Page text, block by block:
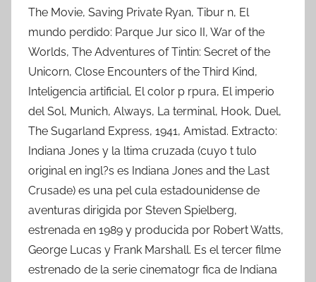
The Movie, Saving Private Ryan, Tibur n, El
mundo perdido: Parque Jur sico II, War of the
Worlds, The Adventures of Tintin: Secret of the
Unicorn, Close Encounters of the Third Kind,
Inteligencia artificial, El color p rpura, El imperio
del Sol, Munich, Always, La terminal, Hook, Duel,
The Sugarland Express, 1941, Amistad. Extracto:
Indiana Jones y la ltima cruzada (cuyo t tulo
original en ingl?s es Indiana Jones and the Last
Crusade) es una pel cula estadounidense de
aventuras dirigida por Steven Spielberg,
estrenada en 1989 y producida por Robert Watts,
George Lucas y Frank Marshall. Es el tercer filme
estrenado de la serie cinematogr fica de Indiana